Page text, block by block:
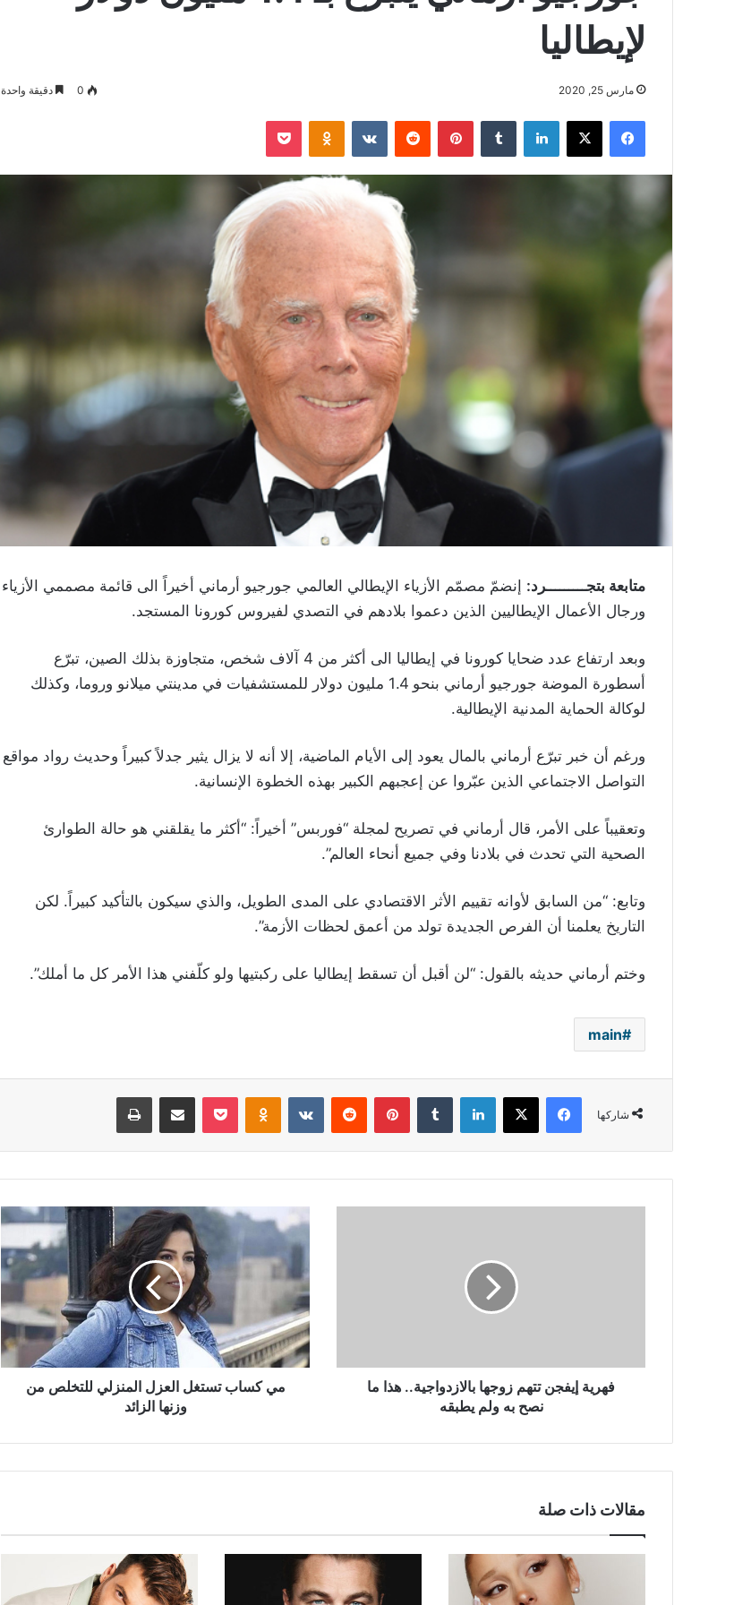
لإيطاليا
مارس 25, 2020 0 دقيقة واحدة
فيسبوك ‫X لينكدإن بينتيريست Odnoklassniki
‫Pocket
متابعة بتجـــــــــرد: إنضمّ مصمّم الأزياء الإيطالي العالمي جورجيو أرماني أخيراً الى قائمة مصممي الأزياء
ورجال الأعمال الإيطاليين الذين دعموا بلادهم في التصدي لفيروس كورونا المستجد.
وبعد ارتفاع عدد ضحايا كورونا في إيطاليا الى أكثر من 4 آلاف شخص، متجاوزة بذلك الصين، تبرّع
أسطورة الموضة جورجيو أرماني بنحو 1.4 مليون دولار للمستشفيات في مدينتي ميلانو وروما، وكذلك
لوكالة الحماية المدنية الإيطالية.
ورغم أن خبر تبرّع أرماني بالمال يعود إلى الأيام الماضية، إلا أنه لا يزال يثير جدلاً كبيراً وحديث رواد مواقع
التواصل الاجتماعي الذين عبّروا عن إعجبهم الكبير بهذه الخطوة الإنسانية.
وتعقيباً على الأمر، قال أرماني في تصريح لمجلة “فوربس” أخيراً: “أكثر ما يقلقني هو حالة الطوارئ
الصحية التي تحدث في بلادنا وفي جميع أنحاء العالم”.
وتابع: “من السابق لأوانه تقييم الأثر الاقتصادي على المدى الطويل، والذي سيكون بالتأكيد كبيراً. لكن
التاريخ يعلمنا أن الفرص الجديدة تولد من أعمق لحظات الأزمة”.
وختم أرماني حديثه بالقول: “لن أقبل أن تسقط إيطاليا على ركبتيها ولو كلّفني هذا الأمر كل ما أملك”.
main
شاركها
فيسبوك ‫X لينكدإن بينتيريست Odnoklassniki
‫Pocket مشاركة عبر البريد طباعة
به
فهرية إيفجن تتهم زوجها بالازدواجية.. هذا ما
نصح به ولم يطبقه
كساب
العزل
المنزلي
للتخلص
من
وزنها
الزائد
مي كساب تستغل العزل المنزلي للتخلص من
وزنها الزائد
مقالات ذات صلة